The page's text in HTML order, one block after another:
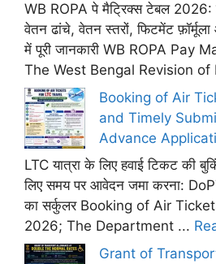
WB ROPA पे मैट्रिक्स टेबल 2026:
वेतन ढांचे, वेतन स्तरों, फिटमेंट फ़ॉर्मूला
में पूरी जानकारी WB ROPA Pay
The West Bengal Revision of
Booking of Air
and Timely
Advance
LTC यात्रा के लिए हवाई टिकट की
लिए समय पर आवेदन जमा करना:
का सर्कुलर Booking of Air
2026; The Department ...
Grant of